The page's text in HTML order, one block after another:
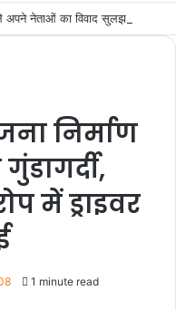
निर्माण
में ड्राइवर
1 minute read